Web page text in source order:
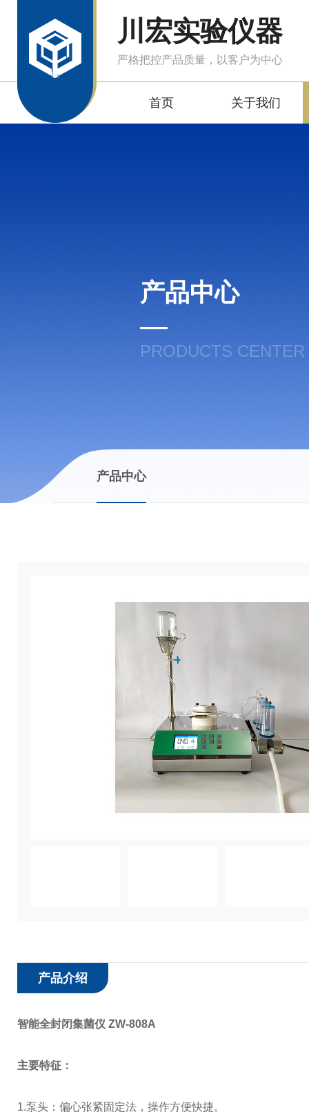
川宏实验仪器
严格把控产品质量，以客户为中心
首页 关于我们
产品中心
PRODUCTS CENTER
产品中心
产品介绍
智能全封闭集菌仪 ZW-808A
主要特征：
1.泵头：偏心张紧固定法，操作方便快捷。